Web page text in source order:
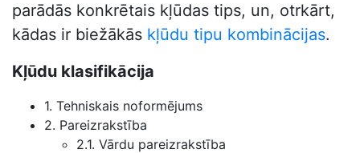
parādās konkrētais kļūdas tips, un, otrkārt,
kādas ir biežākās kļūdu tipu kombinācijas.
Kļūdu klasifikācija
1. Tehniskais noformējums
2. Pareizrakstība
2.1. Vārdu pareizrakstība